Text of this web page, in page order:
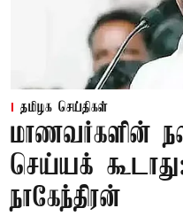
தமிழக செய்திகள்
மாணவர்களின்
செய்யக்
நாகேந்திரன்